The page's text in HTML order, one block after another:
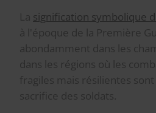
La signification symbolique
à l'époque de la Première
abondamment dans les
dans les régions où les
fragiles mais résilientes
sacrifice des soldats.